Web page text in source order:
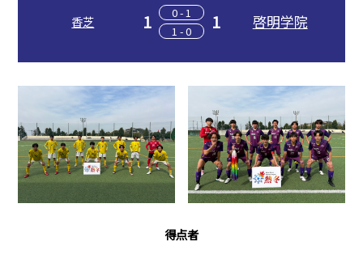
香芝 1
0 - 1
1 - 0
1 啓明学院
得点者